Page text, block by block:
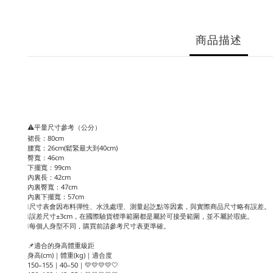
商品描述
⚠️平量尺寸參考（公分）
裙長：80cm
腰寬：26cm(鬆緊最大到40cm)
臀寬：46cm
下擺寬：99cm
內裏長：42cm
內裏臀寬：47cm
內裏下擺寬：57cm
❕尺寸表會因布料彈性、水洗處理、測量起訖點等因素，與實際商品尺寸略有誤差。
❕誤差尺寸±3cm，在國際驗貨標準範圍都是屬於可接受範圍，並不屬於瑕疵。
❕每個人身型不同，購買前請參考尺寸表更準確。
📌適合的身高體重級距
身高(cm)｜體重(kg)｜適合度
150–155｜40–50｜💛💛💛💛🤍